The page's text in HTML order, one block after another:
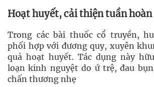
Hoạt huyết, cải thiện tuần hoàn
Trong các bài thuốc cổ truyền,
phối hợp với đương quy, xuyên
quả hoạt huyết. Tác dụng này
loạn kinh nguyệt do ứ trệ, đau
chấn thương nhẹ